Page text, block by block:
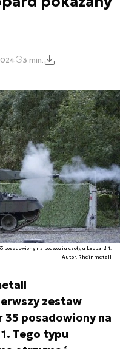
3 min.
na podwoziu czołgu Leopard 1.
Autor. Rheinmetall
zestaw
posadowiony na
Tego typu